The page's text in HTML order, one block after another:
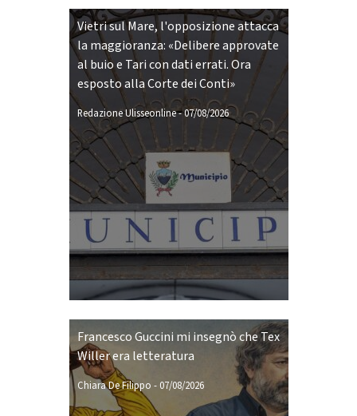
Vietri sul Mare, l'opposizione attacca
la maggioranza: «Delibere approvate
al buio e Tari con dati errati. Ora
esposto alla Corte dei Conti»
Redazione Ulisseonline-07/08/2026
Francesco Guccini mi insegnò che Tex
Willer era letteratura
Chiara De Filippo -07/08/2026